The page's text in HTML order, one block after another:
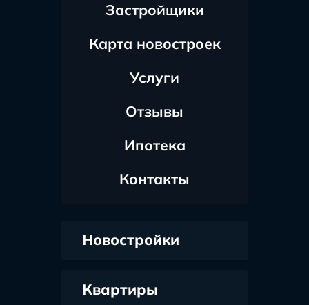
Застройщики
Карта новостроек
Услуги
Отзывы
Ипотека
Контакты
Новостройки
Квартиры